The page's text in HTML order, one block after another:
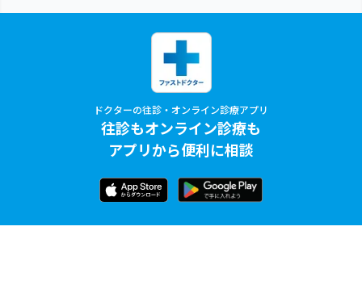
ドクターの往診・オンライン診療アプリ
往診もオンライン診療も
アプリから便利に相談